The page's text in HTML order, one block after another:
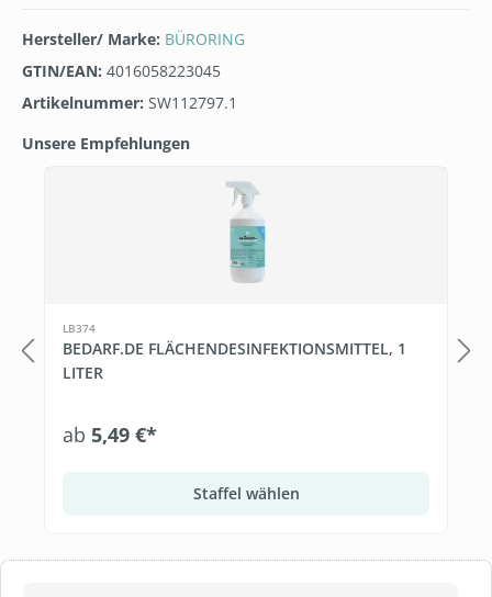
Hersteller/ Marke: BÜRORING
GTIN/EAN: 4016058223045
Artikelnummer: SW112797.1
Unsere Empfehlungen
Produktgalerie überspringen
LB374
BEDARF.DE FLÄCHENDESINFEKTIONSMITTEL, 1
LITER
ab 5,49 €*
Staffel wählen